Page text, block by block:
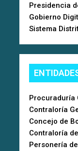
Presidencia
Gobierno
Sistema
Procuraduría
Contraloría
Concejo de
Contraloría
Personería